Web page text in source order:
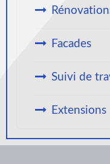
Facades
Suivi de
Extensions